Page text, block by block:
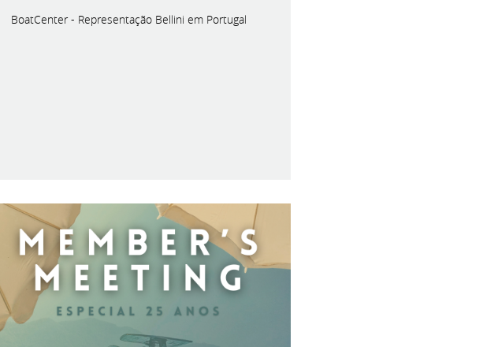
BoatCenter - Representação Bellini em Portugal